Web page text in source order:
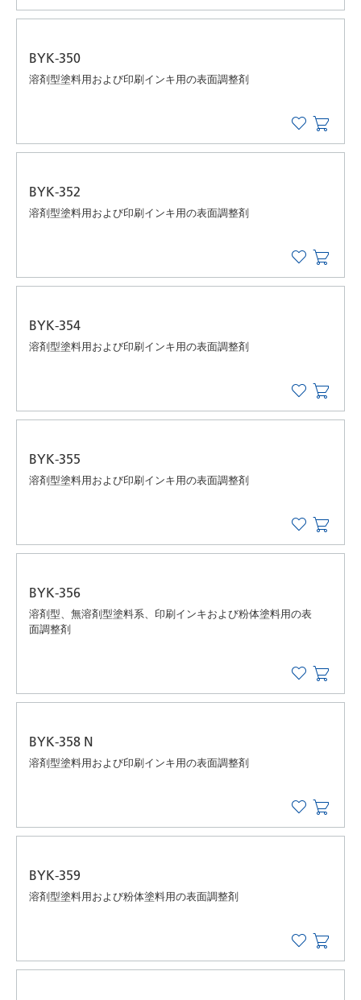
BYK-350
溶剤型塗料用および印刷インキ用の表面調整剤
BYK-352
溶剤型塗料用および印刷インキ用の表面調整剤
BYK-354
溶剤型塗料用および印刷インキ用の表面調整剤
BYK-355
溶剤型塗料用および印刷インキ用の表面調整剤
BYK-356
溶剤型、無溶剤型塗料系、印刷インキおよび粉体塗料用の表
面調整剤
BYK-358 N
溶剤型塗料用および印刷インキ用の表面調整剤
BYK-359
溶剤型塗料用および粉体塗料用の表面調整剤